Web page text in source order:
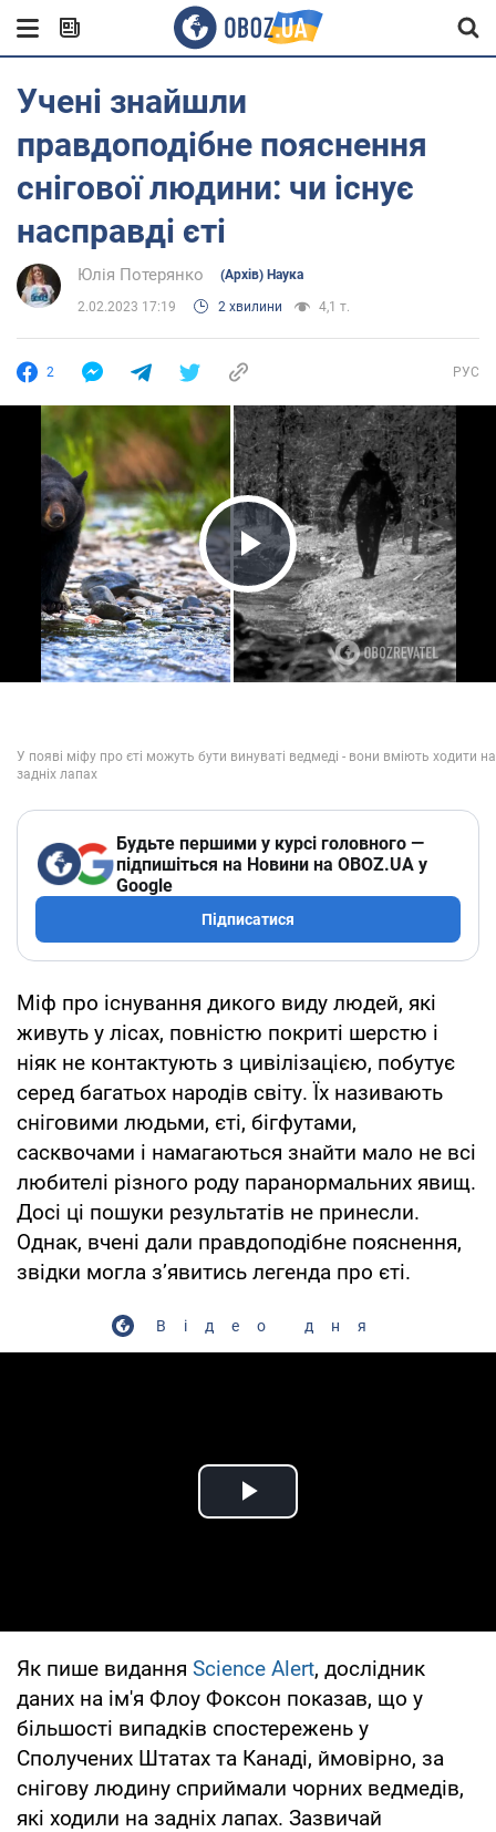
Учені знайшли
правдоподібне пояснення
снігової людини: чи існує
насправді єті
Юлія Потерянко (Архів) Наука
2.02.2023 17:19 2 хвилини 4,1 т.
2 РУС
Play Video
Будьте першими у курсі головного —
підпишіться на Новини на OBOZ.UA у
Google
Підписатися
Міф про існування дикого виду людей, які
живуть у лісах, повністю покриті шерстю і
ніяк не контактують з цивілізацією, побутує
серед багатьох народів світу. Їх називають
сніговими людьми, єті, бігфутами,
сасквочами і намагаються знайти мало не всі
любителі різного роду паранормальних явищ.
Досі ці пошуки результатів не принесли.
Однак, вчені дали правдоподібне пояснення,
звідки могла з’явитись легенда про єті.
Відео дня
Play Video
Як пише видання Science Alert, дослідник
даних на ім'я Флоу Фоксон показав, що у
більшості випадків спостережень у
Сполучених Штатах та Канаді, ймовірно, за
снігову людину сприймали чорних ведмедів,
які ходили на задніх лапах. Зазвичай